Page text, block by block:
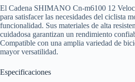
El Cadena SHIMANO Cn-m6100 12
para satisfacer las necesidades del ciclista
funcionalidad. Sus materiales de alta
cuidadosa garantizan un rendimiento
Compatible con una amplia variedad de
mayor versatilidad.
Especificaciones